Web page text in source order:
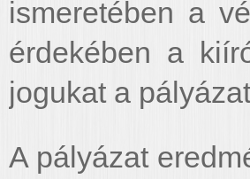
ismeretében a
érdekében a
jogukat a
A pályázat